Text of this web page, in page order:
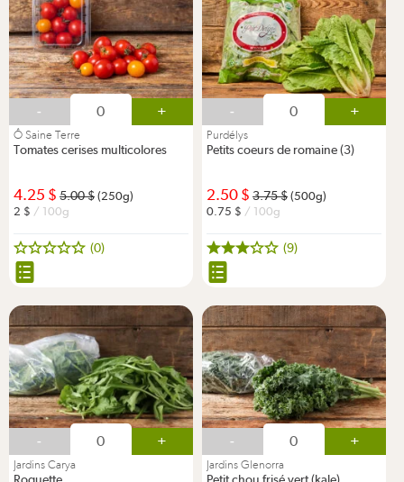
- +
Ô Saine Terre
Tomates cerises multicolores
4.25 5.00
(250g)
2
/ 100g
(0)
- +
Purdélys
Petits coeurs de romaine (3)
2.50 3.75
(500g)
0.75
/ 100g
(9)
- +
Jardins Carya
Roquette
- +
Jardins Glenorra
Petit chou frisé vert (kale)